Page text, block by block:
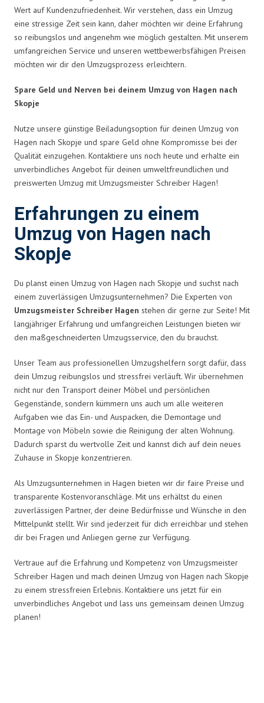
Wert auf Kundenzufriedenheit. Wir verstehen, dass ein Umzug
eine stressige Zeit sein kann, daher möchten wir deine Erfahrung
so reibungslos und angenehm wie möglich gestalten. Mit unserem
umfangreichen Service und unseren wettbewerbsfähigen Preisen
möchten wir dir den Umzugsprozess erleichtern.
Spare Geld und Nerven bei deinem Umzug von Hagen nach
Skopje
Nutze unsere günstige Beiladungsoption für deinen Umzug von
Hagen nach Skopje und spare Geld ohne Kompromisse bei der
Qualität einzugehen. Kontaktiere uns noch heute und erhalte ein
unverbindliches Angebot für deinen umweltfreundlichen und
preiswerten Umzug mit Umzugsmeister Schreiber Hagen!
Erfahrungen zu einem
Umzug von Hagen nach
Skopje
Du planst einen Umzug von Hagen nach Skopje und suchst nach
einem zuverlässigen Umzugsunternehmen? Die Experten von
Umzugsmeister Schreiber Hagen stehen dir gerne zur Seite! Mit
langjähriger Erfahrung und umfangreichen Leistungen bieten wir
den maßgeschneiderten Umzugsservice, den du brauchst.
Unser Team aus professionellen Umzugshelfern sorgt dafür, dass
dein Umzug reibungslos und stressfrei verläuft. Wir übernehmen
nicht nur den Transport deiner Möbel und persönlichen
Gegenstände, sondern kümmern uns auch um alle weiteren
Aufgaben wie das Ein- und Auspacken, die Demontage und
Montage von Möbeln sowie die Reinigung der alten Wohnung.
Dadurch sparst du wertvolle Zeit und kannst dich auf dein neues
Zuhause in Skopje konzentrieren.
Als Umzugsunternehmen in Hagen bieten wir dir faire Preise und
transparente Kostenvoranschläge. Mit uns erhältst du einen
zuverlässigen Partner, der deine Bedürfnisse und Wünsche in den
Mittelpunkt stellt. Wir sind jederzeit für dich erreichbar und stehen
dir bei Fragen und Anliegen gerne zur Verfügung.
Vertraue auf die Erfahrung und Kompetenz von Umzugsmeister
Schreiber Hagen und mach deinen Umzug von Hagen nach Skopje
zu einem stressfreien Erlebnis. Kontaktiere uns jetzt für ein
unverbindliches Angebot und lass uns gemeinsam deinen Umzug
planen!